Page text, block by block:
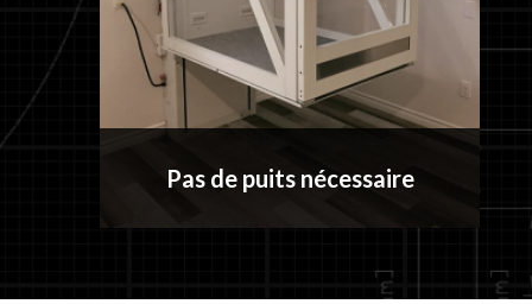
Pas de puits nécessaire